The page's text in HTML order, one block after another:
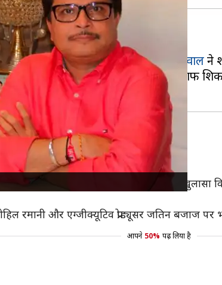
एक चौंकाने वाली खबर सामने आई है।
किरदार निभाने वालीजेनिफर मिस्त्री बंसीवालने
उत्पीड़न का आरोप लगाया है और उनके खिलाफ
के आरोपों को सिरे से खारिज किया है।
कर रही है। इसके साथ उन्होंने यह भी खुलासा
रमानी और एग्जीक्यूटिव प्रोड्यूसर जतिन बजाज पर
आपने 50% पढ़ लिया है